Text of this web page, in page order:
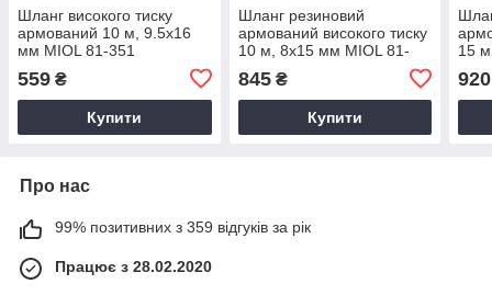
Шланг високого тиску
армований 10 м, 9.5х16
мм MIOL 81-351
559 ₴
Купити
Шланг резиновий
армований високого тиску
10 м, 8х15 мм MIOL 81-
845₴
Купити
15
920
Про нас
99% позитивних з 359 відгуків за рік
Працює з 28.02.2020